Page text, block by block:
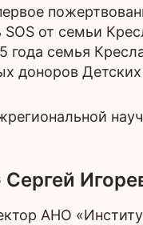
от семьи
года семья
доноров
АНО